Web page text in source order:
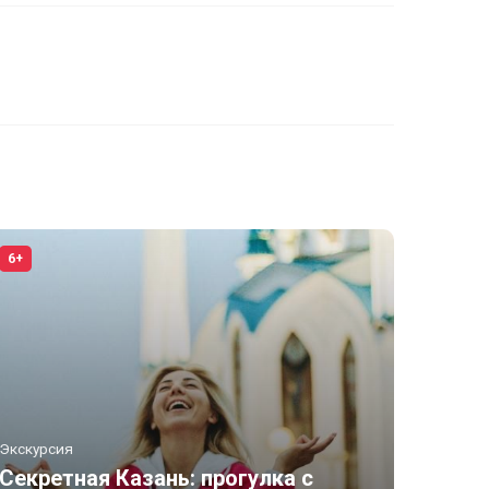
6+
Экскурсия
Секретная Казань: прогулка с